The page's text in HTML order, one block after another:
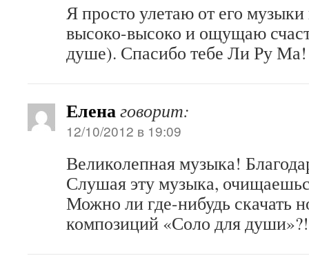
Я просто улетаю от его музыки
высоко-высоко и ощущаю
душе). Спасибо тебе Ли Ру
Еленаговорит:
12/10/2012 в 19:09
Великолепная музыка!
Слушая эту музыка,
Можно ли где-нибудь скачать
композиций «Соло для души»?!